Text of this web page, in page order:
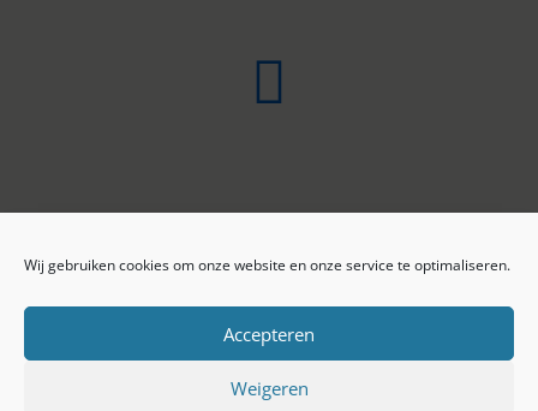
Wij gebruiken cookies om onze website en onze service te optimaliseren.
Accepteren
Weigeren
ONLINE ARCHIEF
Privacy beleid